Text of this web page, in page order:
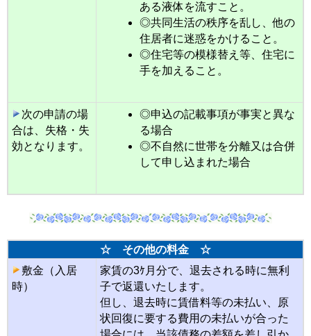
ある液体を流すこと。
◎共同生活の秩序を乱し、他の
住居者に迷惑をかけること。
◎住宅等の模様替え等、住宅に
手を加えること。
次の申請の場
合は、失格・失
効となります。
◎申込の記載事項が事実と異な
る場合
◎不自然に世帯を分離又は合併
して申し込まれた場合
☆ その他の料金 ☆
敷金（入居
時）
家賃の3ｹ月分で、退去される時に無利
子で返還いたします。
但し、退去時に賃借料等の未払い、原
状回復に要する費用の未払いが合った